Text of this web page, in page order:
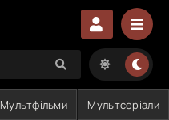
Мультфільми Мультсеріали